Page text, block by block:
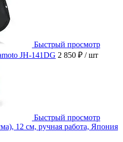
Быстрый просмотр
JH-141DG 2 850 ₽ / шт
Быстрый просмотр
12 см, ручная работа, Япония